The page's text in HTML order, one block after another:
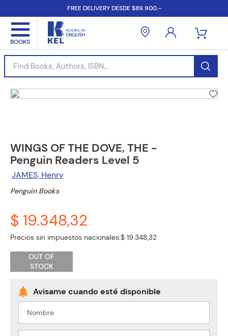
FREE DELIVERY DESDE $89.900.-
Find Books, Authors, ISBN...
WINGS OF THE DOVE, THE -
Penguin Readers Level 5
JAMES, Henry
Penguin Books
$ 19.348,32
Precios sin impuestos nacionales:$ 19.348,32
OUT OF
STOCK